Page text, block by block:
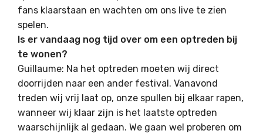
fans klaarstaan en wachten om ons live te zien
spelen.
Is er vandaag nog tijd over om een optreden bij
te wonen?
Guillaume: Na het optreden moeten wij direct
doorrijden naar een ander festival. Vanavond
treden wij vrij laat op, onze spullen bij elkaar rapen,
wanneer wij klaar zijn is het laatste optreden
waarschijnlijk al gedaan. We gaan wel proberen om